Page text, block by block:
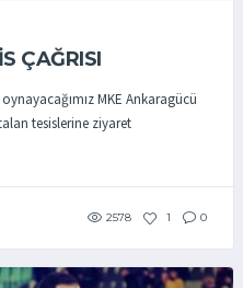
ÇAĞRISI
MKE Ankaragücü
tesislerine ziyaret
2578 1 0